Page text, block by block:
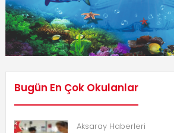
Bugün En Çok Okulanlar
Aksaray Haberleri